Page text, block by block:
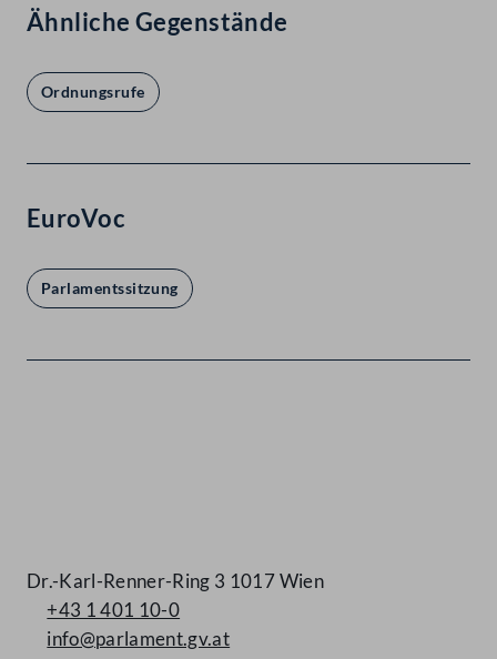
Ähnliche Gegenstände
Ordnungsrufe
EuroVoc
Parlamentssitzung
Dr.-Karl-Renner-Ring 3 1017 Wien
+43 1 401 10-0
info@parlament.gv.at